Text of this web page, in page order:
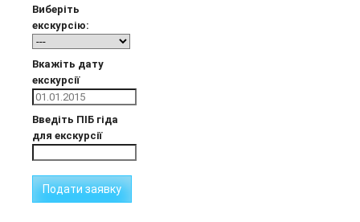
Виберіть
екскурсію:
Вкажіть дату
екскурсії
Введіть ПІБ гіда
для екскурсії